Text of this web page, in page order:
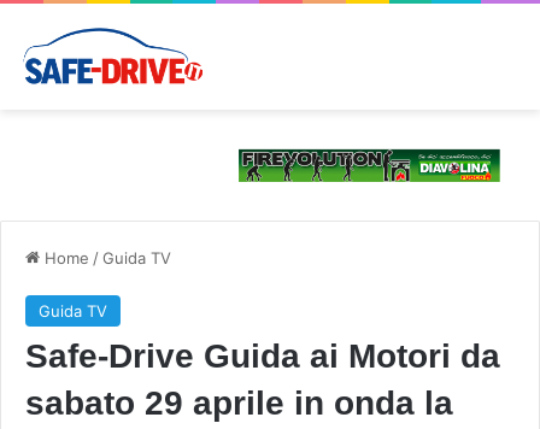
Home /Guida TV
Guida TV
Safe-Drive Guida ai Motori da
sabato 29 aprile in onda la